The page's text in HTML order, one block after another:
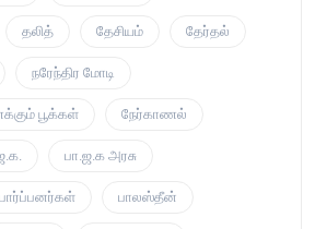
தலித் தேசியம் தேர்தல்
நரேந்திர மோடி
பூக்கள் நேர்காணல்
பா.ஜ.க அரசு
பார்ப்பனர்கள் பாலஸ்தீன்